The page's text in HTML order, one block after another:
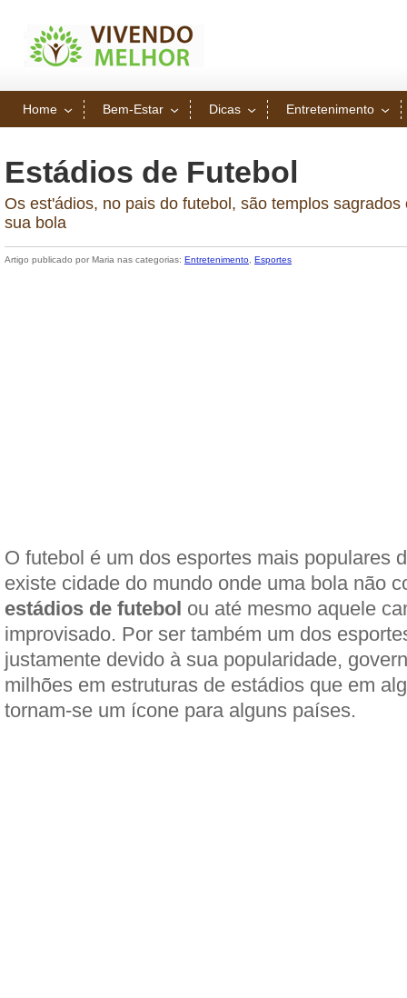
Home Bem-Estar Dicas Entretenimento
Estádios de Futebol
Os est'ádios, no pais do futebol, são templos
sua bola
Artigo publicado por Maria nas categorias: Entretenimento Esportes
O futebol é um dos esportes mais populares
existe cidade do mundo onde uma bola não
estádios de futebol ou até mesmo aquele
improvisado. Por ser também um dos
justamente devido à sua popularidade,
milhões em estruturas de estádios que em
tornam-se um ícone para alguns países.